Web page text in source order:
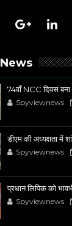
74वाँ NCC दिवस
Spyviewnews
डीएम की अध्यक्षता में
Spyviewnews
प्रधान लिपिक को
Spyviewnews